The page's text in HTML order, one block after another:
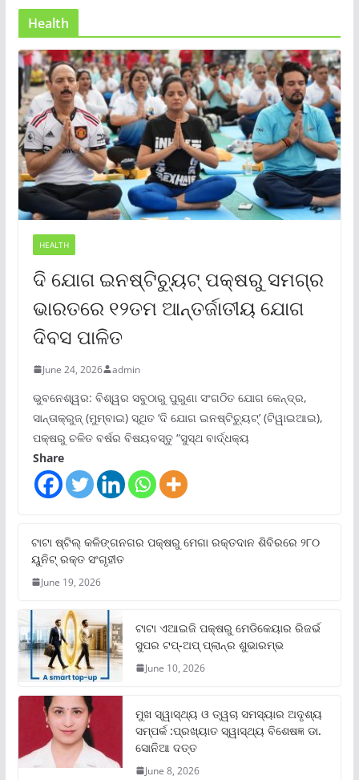
Health
HEALTH
ଦି ଯୋଗ ଇନଷ୍ଟିଚ୍ୟୁଟ୍ ପକ୍ଷରୁ ସମଗ୍ର
ଭାରତରେ ୧୨ତମ ଆନ୍ତର୍ଜାତୀୟ ଯୋଗ
ଦିବସ ପାଳିତ
June 24, 2026 admin
ଭୁବନେଶ୍ୱର: ବିଶ୍ୱର ସବୁଠାରୁ ପୁରୁଣା ସଂଗଠିତ ଯୋଗ କେନ୍ଦ୍ର,
ସାନ୍ତାକ୍ରୁଜ୍ (ମୁମ୍ବାଇ) ସ୍ଥିତ ‘ଦି ଯୋଗ ଇନଷ୍ଟିଚ୍ୟୁଟ୍‌’ (ଟିୱାଇଆଇ),
ପକ୍ଷରୁ ଚଳିତ ବର୍ଷର ବିଷୟବସ୍ତୁ “ସୁସ୍ଥ ବାର୍ଦ୍ଧକ୍ୟ
Share
ଟାଟା ଷ୍ଟିଲ୍‌ କଳିଙ୍ଗନଗର ପକ୍ଷରୁ ମେଗା ରକ୍ତଦାନ ଶିବିରରେ ୨୮୦
ୟୁନିଟ୍‌ ରକ୍ତ ସଂଗୃହୀତ
June 19, 2026
ଟାଟା ଏଆଇଜି ପକ୍ଷରୁ ମେଡିକେୟାର ରିଜର୍ଭ
ସୁପର ଟପ୍‌-ଅପ୍ ପ୍ଲାନ୍‌ର ଶୁଭାରମ୍ଭ
June 10, 2026
ମୁଖ ସ୍ୱାସ୍ଥ୍ୟ ଓ ତ୍ୱଚା ସମସ୍ୟାର ଅଦୃଶ୍ୟ
ସମ୍ପର୍କ :ପ୍ରଖ୍ୟାତ ସ୍ୱାସ୍ଥ୍ୟ ବିଶେଷଜ୍ଞ ଡା.
ସୋନିଆ ଦତ୍ତ
June 8, 2026